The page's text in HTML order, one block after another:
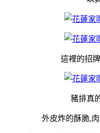
這裡的招
豬排真
外皮炸的酥脆,